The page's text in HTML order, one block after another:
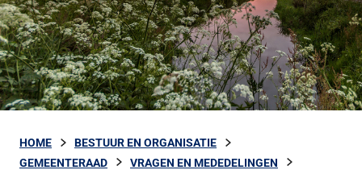
HOME
BESTUUR EN ORGANISATIE
GEMEENTERAAD
VRAGEN EN MEDEDELINGEN